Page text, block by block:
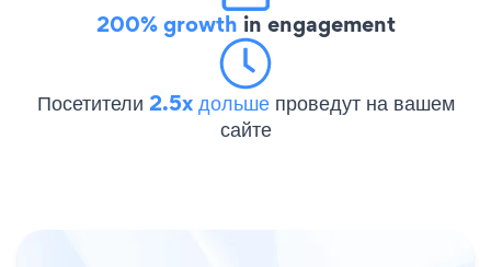
200% growth in engagement
Посетители 2.5x дольше проведут на вашем
сайте